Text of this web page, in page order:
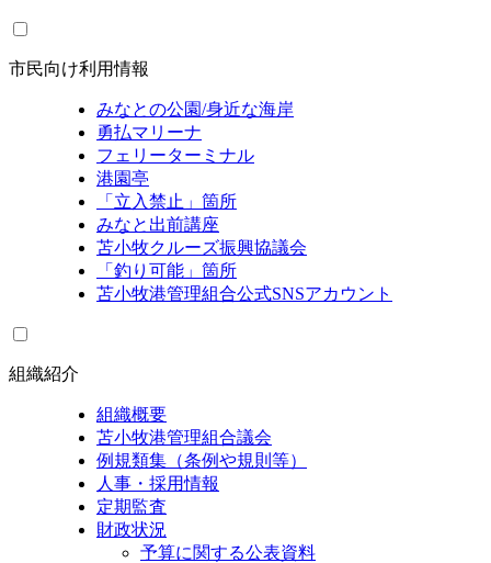
市民向け利用情報
みなとの公園/身近な海岸
勇払マリーナ
フェリーターミナル
港園亭
「立入禁止」箇所
みなと出前講座
苫小牧クルーズ振興協議会
「釣り可能」箇所
苫小牧港管理組合公式SNSアカウント
組織紹介
組織概要
苫小牧港管理組合議会
例規類集（条例や規則等）
人事・採用情報
定期監査
財政状況
予算に関する公表資料